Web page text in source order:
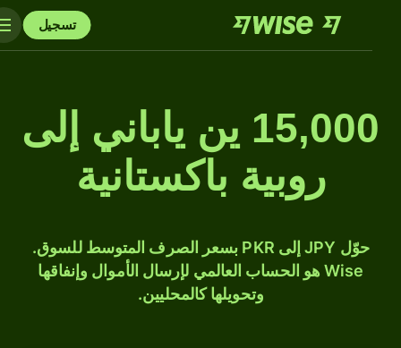
تسجيل
15,000 ين ياباني إلى
روبية باكستانية
حوّل JPY إلى PKR بسعر الصرف المتوسط للسوق.
Wise هو الحساب العالمي لإرسال الأموال وإنفاقها
وتحويلها كالمحليين.